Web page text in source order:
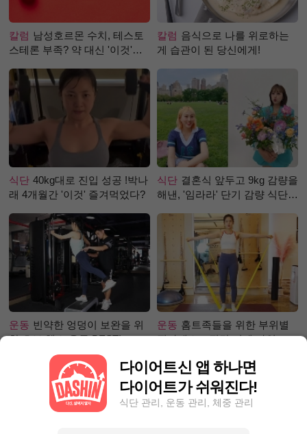
칼럼 남성호르몬 수치, 테스토
스테론 부족? 약 대신 '이것'으
칼럼 음식으로 나를 위로하는
게 습관이 된 당신에게!
식단 40kg대로 진입 성공 !박나
래 4개월간 '이것' 즐겨먹었다?
식단 결혼식 앞두고 9kg 감량을
해낸, '임라라' 단기 감량 식단
운동 빈약한 엉덩이 보완을 위
한 초보 헬스 운동 BEST!
운동 홈트족들을 위한 부위별
필라테스 – 직각 어깨 라인 만
다이어트신 앱 하나면
다이어트가 쉬워진다!
식단 관리, 운동 관리, 체중 관리